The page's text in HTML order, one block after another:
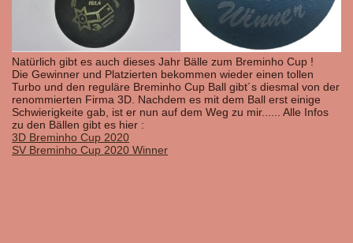
Natürlich gibt es auch dieses Jahr Bälle zum Breminho Cup !
Die Gewinner und Platzierten bekommen wieder einen tollen
Turbo und den reguläre Breminho Cup Ball gibt´s diesmal von der
renommierten Firma 3D. Nachdem es mit dem Ball erst einige
Schwierigkeite gab, ist er nun auf dem Weg zu mir...... Alle Infos
zu den Bällen gibt es hier :
3D Breminho Cup 2020
SV Breminho Cup 2020 Winner